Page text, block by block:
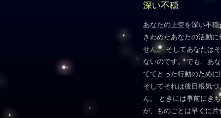
深い不穏
あなたの上空を深い不
きわめたあなたの活動
せん。 そしてあなたは
ないのです。 でも、あ
ててとった行動のため
そしてそれは後日根気
ん。 ときには事前にき
が、ものごとは早くに